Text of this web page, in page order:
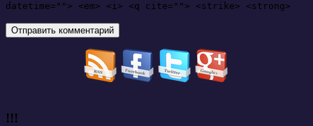
datetime=""> <em> <i> <q cite=""> <strike> <strong>
!!!